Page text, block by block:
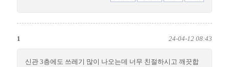
1 24-04-12 08:43
신관 3층에도 쓰레기 많이 나오는데 너무 친절하시고 깨끗합